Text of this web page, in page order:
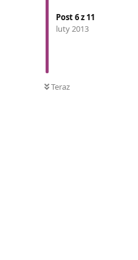
Post6z 11
luty 2013
Teraz